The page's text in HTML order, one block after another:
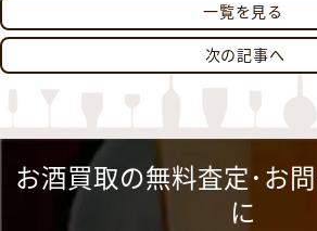
一覧を見る
次の記事へ
お酒買取の無料査定･お
に